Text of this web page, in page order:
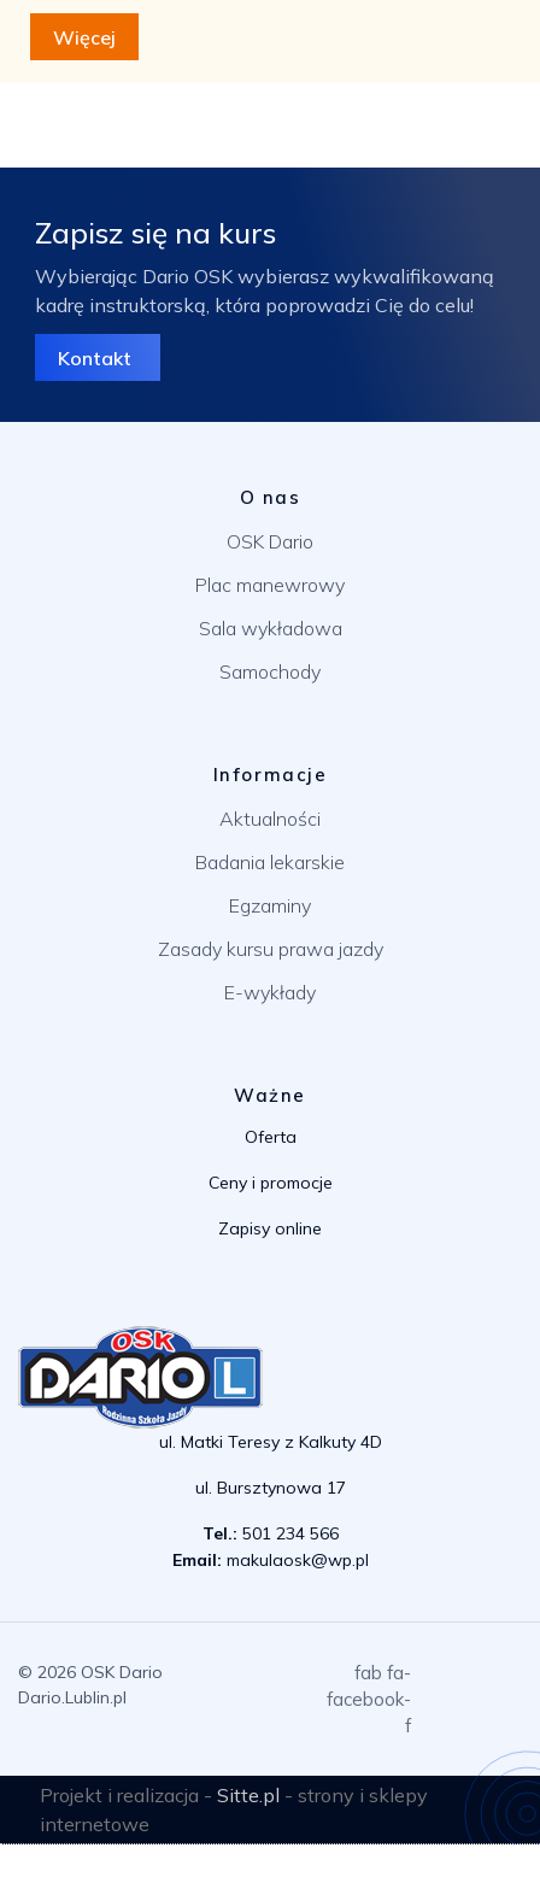
Więcej
Zapisz się na kurs
Wybierając Dario OSK wybierasz wykwalifikowaną
kadrę instruktorską, która poprowadzi Cię do celu!
Kontakt
O nas
OSK Dario
Plac manewrowy
Sala wykładowa
Samochody
Informacje
Aktualności
Badania lekarskie
Egzaminy
Zasady kursu prawa jazdy
E-wykłady
Ważne
Oferta
Ceny i promocje
Zapisy online
ul. Matki Teresy z Kalkuty 4D
ul. Bursztynowa 17
Tel.: 501 234 566
Email: makulaosk@wp.pl
© 2026 OSK Dario
Dario.Lublin.pl
fab fa-
facebook-
f
Projekt i realizacja - Sitte.pl - strony i sklepy
internetowe